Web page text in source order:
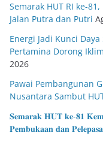
Semarak HUT RI ke-
Jalan Putra dan Putri
Energi Jadi Kunci
Pertamina Dorong
2026
Pawai Pembangunan
Nusantara Sambut
𝐒𝐞𝐦𝐚𝐫𝐚𝐤 𝐇𝐔𝐓 𝐤𝐞-𝟖𝟏
𝐏𝐞𝐦𝐛𝐮𝐤𝐚𝐚𝐧 𝐝𝐚𝐧